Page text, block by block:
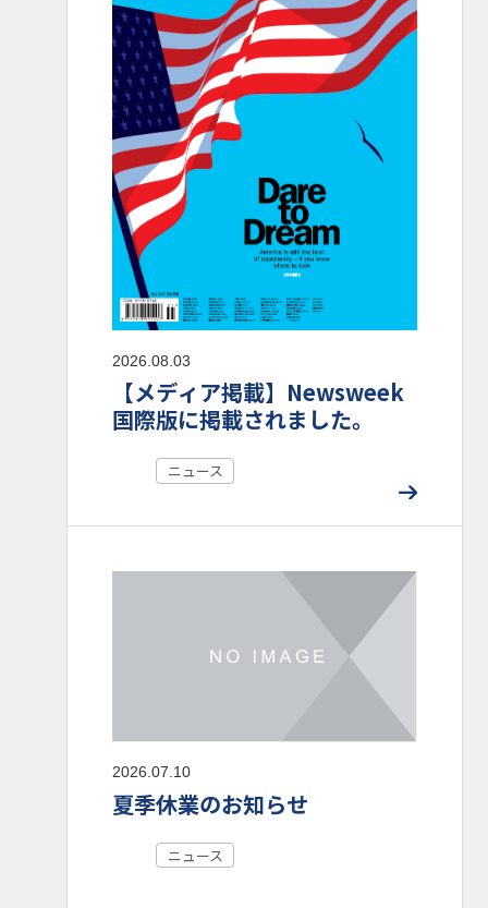
2026.08.03
【メディア掲載】Newsweek
国際版に掲載されました。
ニュース
2026.07.10
夏季休業のお知らせ
ニュース